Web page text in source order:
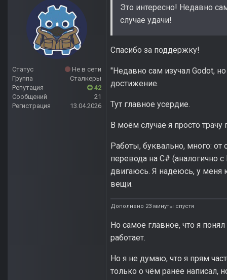
Статус
Не в сети
Группа
Сталкеры
Репутация
42
Сообщений
21
Регистрация
13.04.2026
Это интересно! Недавно
случае удачи!
Спасибо за поддержку!
"Недавно сам изучал Godot,
достижение.
Тут главное усердие.
В моём случае я просто
Работы, буквально, много: от
перевода на C# (аналогично
двигаюсь. Я надеюсь, у меня
вещи.
Дополнено 23 минуты спустя
Но самое главное, что я
работает.
Но я не думаю, что я прям
только о чём ранее написал,